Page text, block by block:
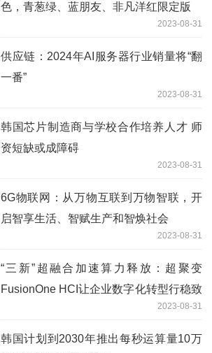
色，青葱绿、蓝朋友、非凡洋红限定版
2023-08-31
供应链：2024年AI服务器行业销量将“翻
一番”
2023-08-31
韩国芯片制造商与学校合作培养人才 师
资短缺或成障碍
2023-08-31
6G物联网：从万物互联到万物智联，开
启智享生活、智赋生产和智焕社会
2023-08-31
“三新”超融合加速算力释放：超聚变
FusionOne HCI让企业数字化转型行稳致
2023-08-31
韩国计划到2030年推出每秒运算量10万